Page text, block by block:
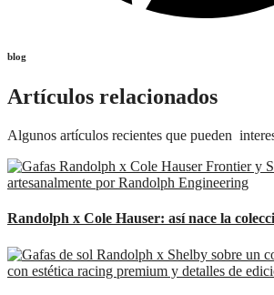
blog
Artículos relacionados
Algunos artículos recientes que pueden
Randolph x Cole Hauser: así nace la